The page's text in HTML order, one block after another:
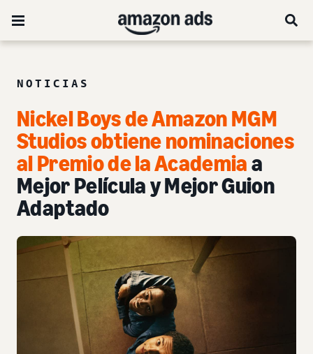
NOTICIAS
Nickel Boys de Amazon MGM
Studios obtiene nominaciones
al Premio de la Academiaa
Mejor Película y Mejor Guion
Adaptado